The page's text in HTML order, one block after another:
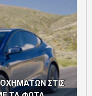
ΟΧΗΜΑΤΩΝ ΣΤΙΣ